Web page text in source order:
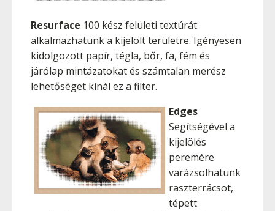
Resurface 100 kész felületi textúrát
alkalmazhatunk a kijelölt területre. Igényesen
kidolgozott papír, tégla, bőr, fa, fém és
járólap mintázatokat és számtalan merész
lehetőséget kínál ez a filter.
Edges
Segítségével a
kijelölés
peremére
varázsolhatunk
raszterrácsot,
tépett